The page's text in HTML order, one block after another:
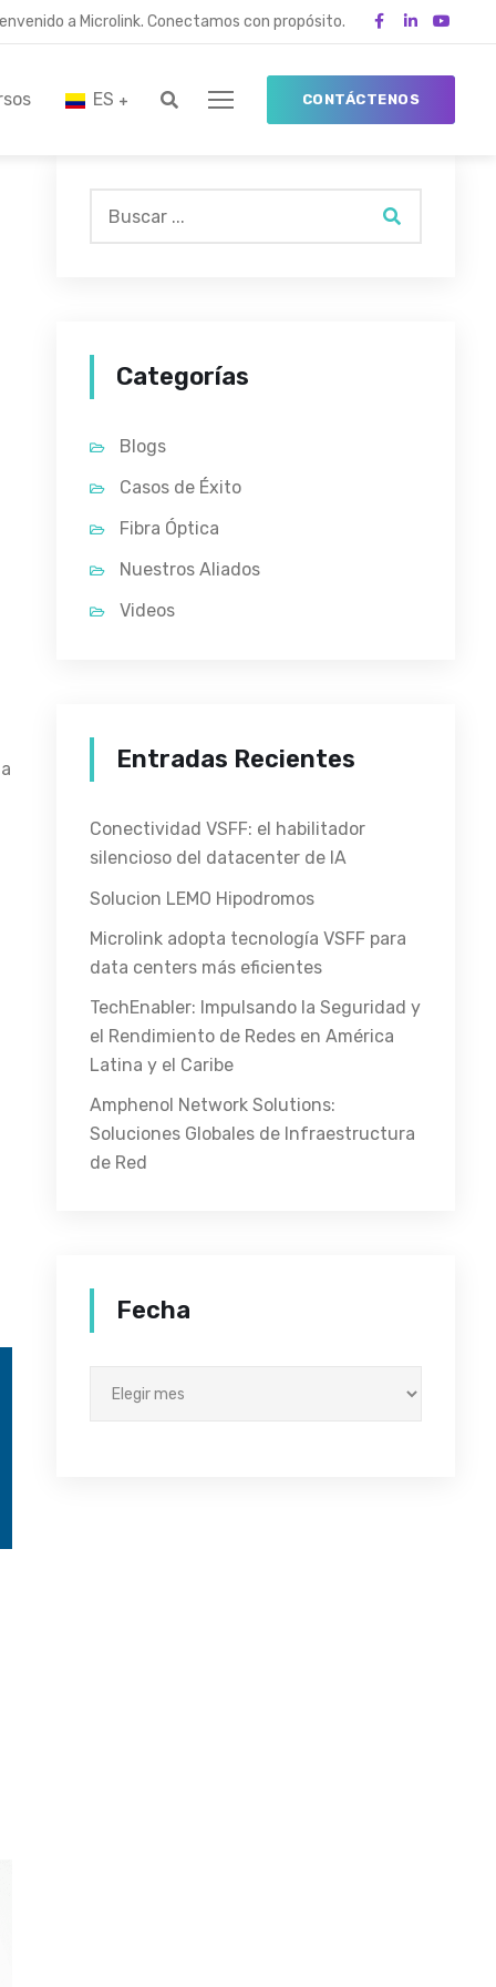
a Microlink. Conectamos con propósito.
ES CONTÁCTENOS
Categorías
Blogs
Casos de Éxito
Fibra Óptica
Nuestros Aliados
Videos
Entradas Recientes
Conectividad VSFF: el habilitador
silencioso del datacenter de IA
Solucion LEMO Hipodromos
Microlink adopta tecnología VSFF para
data centers más eficientes
TechEnabler: Impulsando la Seguridad y
el Rendimiento de Redes en América
Latina y el Caribe
Amphenol Network Solutions:
Soluciones Globales de Infraestructura
de Red
Fecha